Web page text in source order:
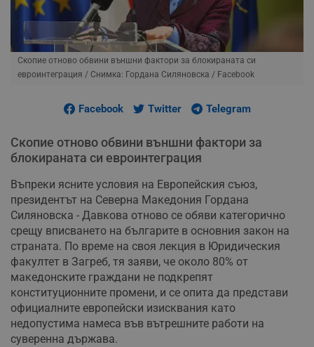
Скопие отново обвини външни фактори за блокираната си
евроинтеграция / Снимка: Гордана Силяновска / Facebook
Facebook Twitter Telegram
Скопие отново обвини външни фактори за
блокираната си евроинтеграция
Въпреки ясните условия на Европейския съюз,
президентът на Северна Македония Гордана
Силяновска - Давкова отново се обяви категорично
срещу вписването на българите в основния закон на
страната. По време на своя лекция в Юридическия
факултет в Загреб, тя заяви, че около 80% от
македонските граждани не подкрепят
конституционните промени, и се опита да представи
официалните европейски изисквания като
недопустима намеса във вътрешните работи на
суверенна държава.